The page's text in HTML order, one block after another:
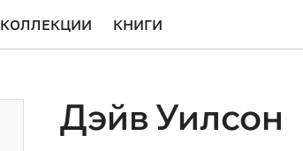
КОЛЛЕКЦИИ КНИГИ
Дэйв Уилсон